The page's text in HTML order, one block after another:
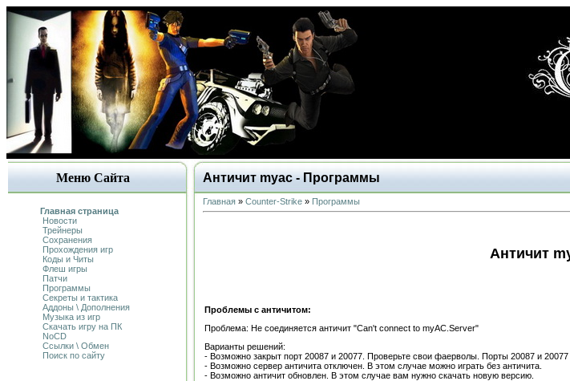
Меню Сайта
Главная страница
Новости
Трейнеры
Сохранения
Прохождения игр
Коды и Читы
Флеш игры
Патчи
Программы
Секреты и тактика
Аддоны \ Дополнения
Музыка из игр
Скачать игру на ПК
NoCD
Ссылки \ Обмен
Поиск по сайту
Античит myac - Программы
Главная » Counter-Strike » Программы
Античит
Проблемы с античитом:
Проблема: Не соединяется античит "Can't connect to myAC.Server"
Варианты решений:
- Возможно закрыт порт 20087 и 20077. Проверьте свои фаерволы. Порты 20087 и
- Возможно сервер античита отключен. В этом случае можно играть без античита.
- Возможно античит обновлен. В этом случае вам нужно скачать новую версию.